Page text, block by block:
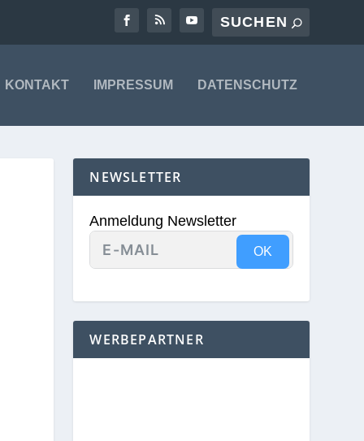
KONTAKT IMPRESSUM DATENSCHUTZ
NEWSLETTER
Anmeldung Newsletter
OK
WERBEPARTNER